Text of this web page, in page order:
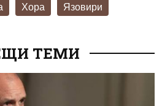
Хора Язовири
ТЕМИ